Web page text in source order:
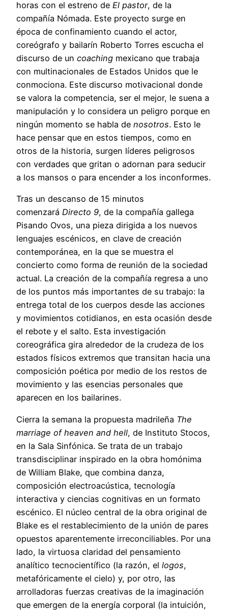
horas con el estreno de El pastor, de la
compañía Nómada. Este proyecto surge en
época de confinamiento cuando el actor,
coreógrafo y bailarín Roberto Torres escucha el
discurso de un coaching mexicano que trabaja
con multinacionales de Estados Unidos que le
conmociona. Este discurso motivacional donde
se valora la competencia, ser el mejor, le suena a
manipulación y lo considera un peligro porque en
ningún momento se habla de nosotros. Esto le
hace pensar que en estos tiempos, como en
otros de la historia, surgen líderes peligrosos
con verdades que gritan o adornan para seducir
a los mansos o para encender a los inconformes.
Tras un descanso de 15 minutos
comenzará Directo 9, de la compañía gallega
Pisando Ovos, una pieza dirigida a los nuevos
lenguajes escénicos, en clave de creación
contemporánea, en la que se muestra el
concierto como forma de reunión de la sociedad
actual. La creación de la compañía regresa a uno
de los puntos más importantes de su trabajo: la
entrega total de los cuerpos desde las acciones
y movimientos cotidianos, en esta ocasión desde
el rebote y el salto. Esta investigación
coreográfica gira alrededor de la crudeza de los
estados físicos extremos que transitan hacia una
composición poética por medio de los restos de
movimiento y las esencias personales que
aparecen en los bailarines.
Cierra la semana la propuesta madrileña The
marriage of heaven and hell, de Instituto Stocos,
en la Sala Sinfónica. Se trata de un trabajo
transdisciplinar inspirado en la obra homónima
de William Blake, que combina danza,
composición electroacústica, tecnología
interactiva y ciencias cognitivas en un formato
escénico. El núcleo central de la obra original de
Blake es el restablecimiento de la unión de pares
opuestos aparentemente irreconciliables. Por una
lado, la virtuosa claridad del pensamiento
analítico tecnocientífico (la razón, el logos,
metafóricamente el cielo) y, por otro, las
arrolladoras fuerzas creativas de la imaginación
que emergen de la energía corporal (la intuición,